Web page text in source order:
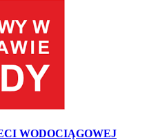
WODOCIĄGOWEJ